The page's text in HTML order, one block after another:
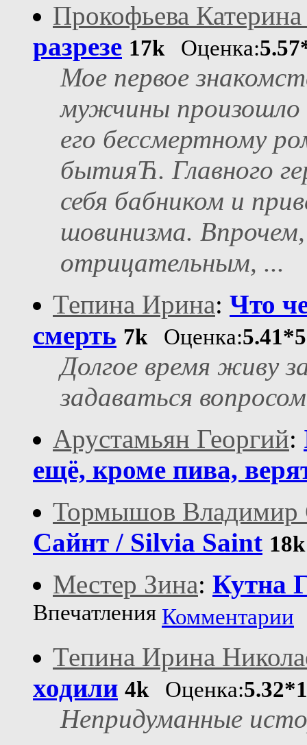
Прокофьева
разрезе 17kОценка:
Мое первое
мужчины произошло
его бессмертному
бытияЋ. Главного
себя бабником и
шовинизма. Впрочем,
отрицательным, ...
Тепина Ирина: Что
смерть 7kОценка:
Долгое время живу
задаваться
Арустамьян Георгий:
ещё, кроме пива,
Тормышов Владимир
Сайнт / Silvia Saint 18k
Местер Зина: Кутна
Впечатления Комментарии
Тепина Ирина
ходили 4kОценка:
Непридуманные